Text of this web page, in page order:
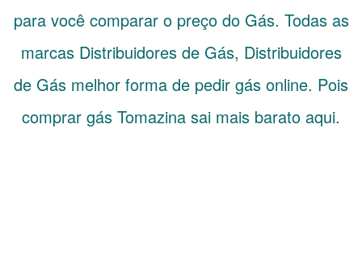
para você comparar o preço do Gás. Todas as
marcas Distribuidores de Gás, Distribuidores
de Gás melhor forma de pedir gás online. Pois
comprar gás Tomazina sai mais barato aqui.